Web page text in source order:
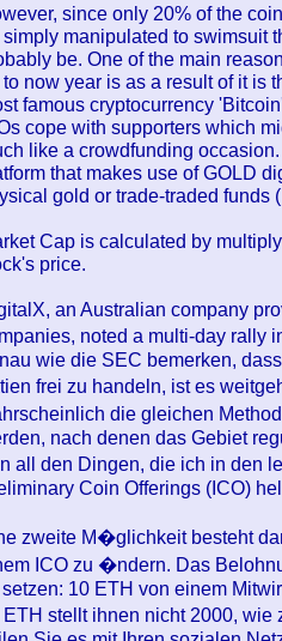
since only 20% of the
simply manipulated to swimsuit
be. One of the main
to now year is as a result of it is
famous cryptocurrency
cope with supporters which
like a crowdfunding
that makes use of GOLD
gold or trade-traded funds
Cap is calculated by
price.
an Australian company
noted a multi-day rally
wie die SEC bemerken,
frei zu handeln, ist es
die gleichen
nach denen das Gebiet
all den Dingen, die ich in den
Coin Offerings (ICO)
zweite M�glichkeit besteht
ICO zu �ndern. Das
10 ETH von einem
ETH stellt ihnen nicht 2000,